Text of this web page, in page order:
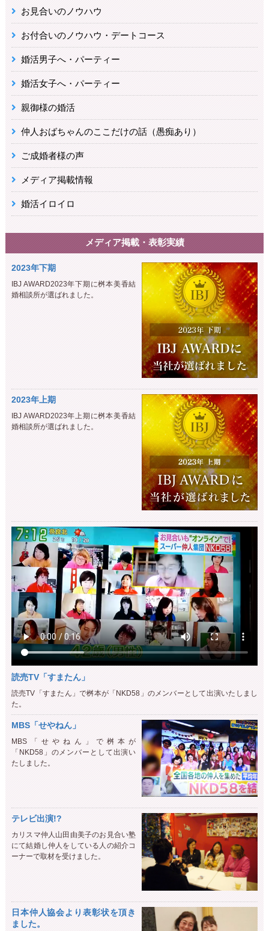
お見合いのノウハウ
お付合いのノウハウ・デートコース
婚活男子へ・パーティー
婚活女子へ・パーティー
親御様の婚活
仲人おばちゃんのここだけの話（愚痴あり）
ご成婚者様の声
メディア掲載情報
婚活イロイロ
メディア掲載・表彰実績
2023年下期
IBJ AWARD2023年下期に桝本美香結
婚相談所が選ばれました。
2023年上期
IBJ AWARD2023年上期に桝本美香結
婚相談所が選ばれました。
読売TV「すまたん」
読売TV「すまたん」で桝本が「NKD58」のメンバーとして出演いたしまし
た。
MBS「せやねん」
MBS「せやねん」で桝本が
「NKD58」のメンバーとして出演い
たしました。
テレビ出演!?
カリスマ仲人山田由美子のお見合い塾
にて結婚し仲人をしている人の紹介コ
ーナーで取材を受けました。
日本仲人協会より表彰状を頂き
ました。